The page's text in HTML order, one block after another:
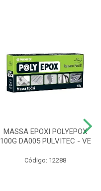
MASSA EPOXI POLYEPOX
100G DA005 PULVITEC - VE
Código: 12288